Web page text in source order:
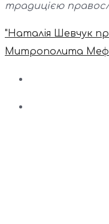
традицією
"Наталія Шевчук
Митрополита